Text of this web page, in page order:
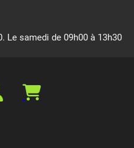
Le samedi de 09h00 à 13h30